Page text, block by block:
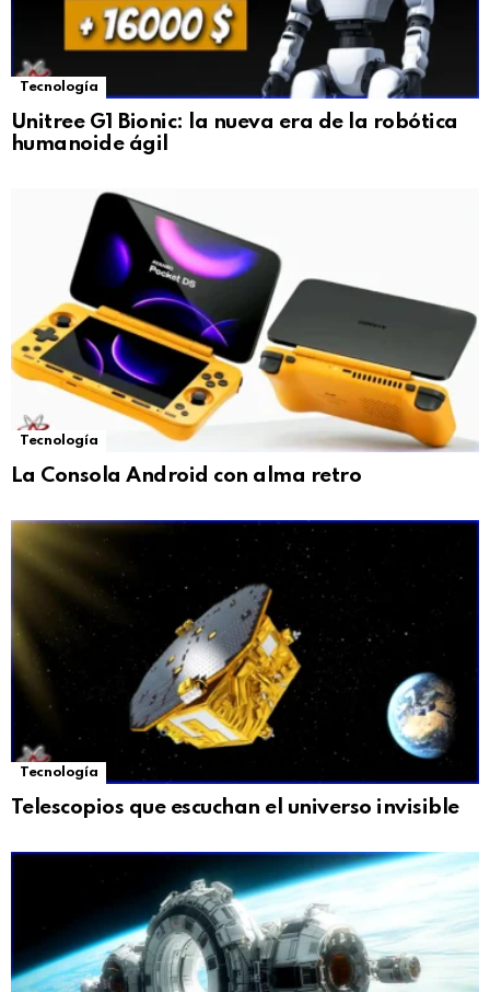
Tecnología
Unitree G1 Bionic: la nueva era de la robótica
humanoide ágil
Tecnología
La Consola Android con alma retro
Tecnología
Telescopios que escuchan el universo invisible